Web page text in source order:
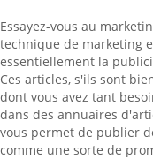
Essayez-vous au
technique de marketing
essentiellement la
Ces articles, s'ils sont
dont vous avez tant
dans des annuaires
vous permet de publier
comme une sorte de